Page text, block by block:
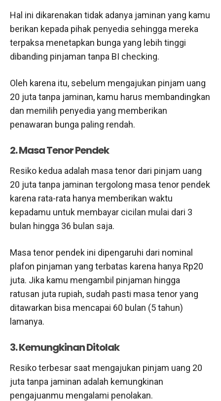
Hal ini dikarenakan tidak adanya jaminan yang kamu
berikan kepada pihak penyedia sehingga mereka
terpaksa menetapkan bunga yang lebih tinggi
dibanding pinjaman tanpa BI checking.
Oleh karena itu, sebelum mengajukan pinjam uang
20 juta tanpa jaminan, kamu harus membandingkan
dan memilih penyedia yang memberikan
penawaran bunga paling rendah.
2. Masa Tenor Pendek
Resiko kedua adalah masa tenor dari pinjam uang
20 juta tanpa jaminan tergolong masa tenor pendek
karena rata-rata hanya memberikan waktu
kepadamu untuk membayar cicilan mulai dari 3
bulan hingga 36 bulan saja.
Masa tenor pendek ini dipengaruhi dari nominal
plafon pinjaman yang terbatas karena hanya Rp20
juta. Jika kamu mengambil pinjaman hingga
ratusan juta rupiah, sudah pasti masa tenor yang
ditawarkan bisa mencapai 60 bulan (5 tahun)
lamanya.
3. Kemungkinan Ditolak
Resiko terbesar saat mengajukan pinjam uang 20
juta tanpa jaminan adalah kemungkinan
pengajuanmu mengalami penolakan.